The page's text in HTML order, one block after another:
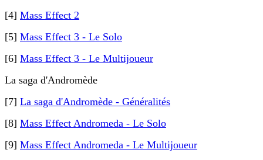
[4] Mass Effect 2
[5] Mass Effect 3 - Le Solo
[6] Mass Effect 3 - Le Multijoueur
La saga d'Andromède
[7] La saga d'Andromède - Généralités
[8] Mass Effect Andromeda - Le Solo
[9] Mass Effect Andromeda - Le Multijoueur